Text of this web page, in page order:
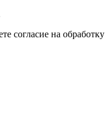
согласие на обработку